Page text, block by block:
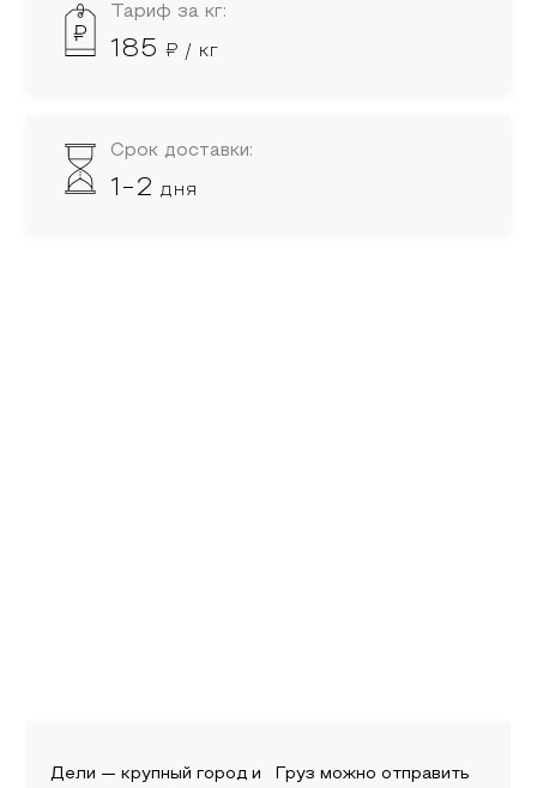
Тариф за кг:
185 ₽ / кг
Срок доставки:
1-2дня
Дели — крупный город и
Груз можно отправить